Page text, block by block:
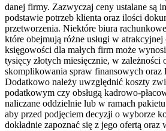
danej firmy. Zazwyczaj ceny ustalane są
podstawie potrzeb klienta oraz ilości
przetworzenia. Niektóre biura
które obejmują różne usługi w
księgowości dla małych firm może
tysięcy złotych miesięcznie, w zależności
skomplikowania spraw finansowych oraz
Dodatkowo należy uwzględnić koszty
podatkowym czy obsługą kadrowo-
naliczane oddzielnie lub w ramach
aby przed podjęciem decyzji o wyborze
dokładnie zapoznać się z jego ofertą oraz